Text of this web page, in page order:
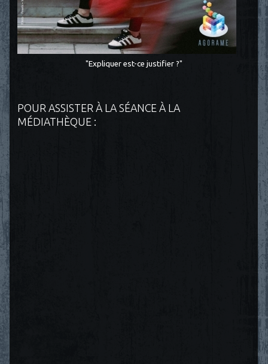
"Expliquer est-ce justifier ?"
POUR ASSISTER À LA SÉANCE À LA
MÉDIATHÈQUE :